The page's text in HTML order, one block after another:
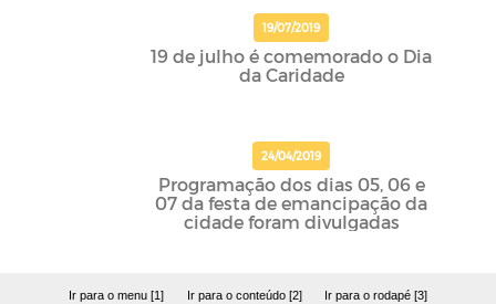
19/07/2019
19 de julho é comemorado o Dia
da Caridade
24/04/2019
Programação dos dias 05, 06 e
07 da festa de emancipação da
cidade foram divulgadas
Ir para o menu [1] Ir para o conteúdo [2] Ir para o rodapé [3]